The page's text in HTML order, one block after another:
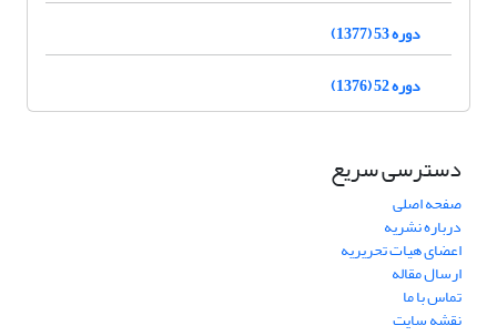
دوره 53 (1377)
دوره 52 (1376)
دسترسی سریع
صفحه اصلی
درباره نشریه
اعضای هیات تحریریه
ارسال مقاله
تماس با ما
نقشه سایت